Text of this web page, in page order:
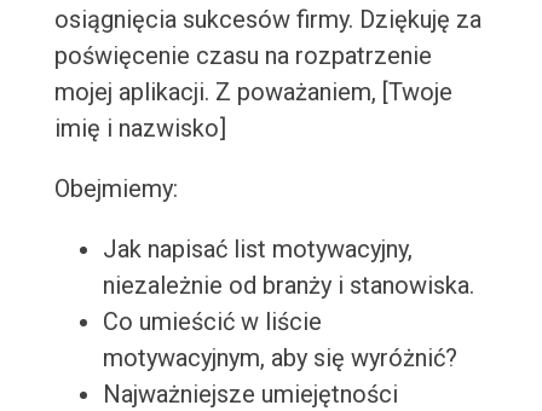
osiągnięcia sukcesów firmy. Dziękuję za
poświęcenie czasu na rozpatrzenie
mojej aplikacji. Z poważaniem, [Twoje
imię i nazwisko]
Obejmiemy:
Jak napisać list motywacyjny,
niezależnie od branży i stanowiska.
Co umieścić w liście
motywacyjnym, aby się wyróżnić?
Najważniejsze umiejętności